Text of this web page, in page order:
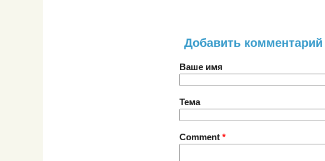
Добавить комментарий
Ваше имя
Тема
Comment *